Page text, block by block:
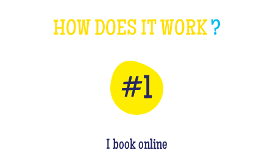
HOW DOES IT WORK?
I book online